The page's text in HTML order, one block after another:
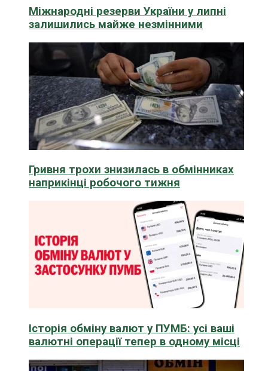
Міжнародні резерви України у липні
залишились майже незмінними
Гривня трохи знизилась в обмінниках
наприкінці робочого тижня
Історія обміну валют у ПУМБ: усі ваші
валютні операції тепер в одному місці